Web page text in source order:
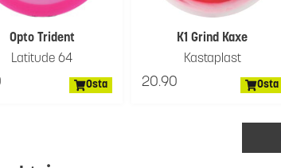
Opto Trident
Latitude 64
Osta
K1 Grind Kaxe
Kastaplast
20.90 Osta